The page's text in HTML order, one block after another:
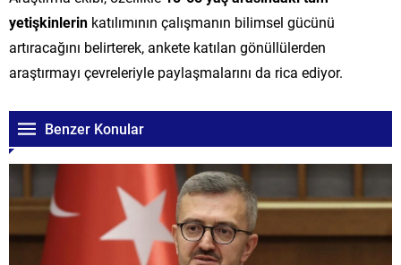
yetişkinlerin katılımının çalışmanın bilimsel gücünü
artıracağını belirterek, ankete katılan gönüllülerden
araştırmayı çevreleriyle paylaşmalarını da rica ediyor.
Benzer Konular